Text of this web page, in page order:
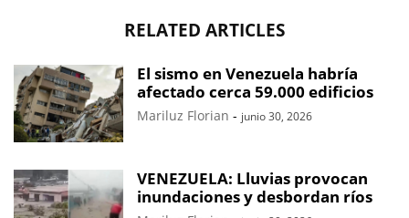
RELATED ARTICLES
El sismo en Venezuela habría
afectado cerca 59.000 edificios
Mariluz Florian - junio 30, 2026
VENEZUELA: Lluvias provocan
inundaciones y desbordan ríos